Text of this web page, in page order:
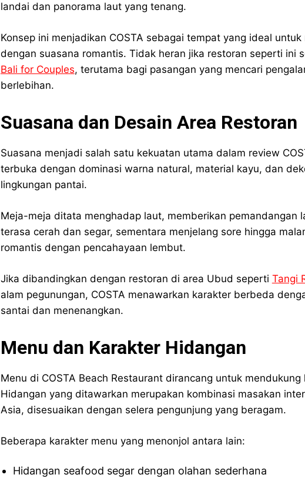
landai dan panorama laut yang tenang.
Konsep ini menjadikan COSTA sebagai tempat yang ideal
dengan suasana romantis. Tidak heran jika restoran seperti ini
Bali for Couples, terutama bagi pasangan yang mencari
berlebihan.
Suasana dan Desain Area Restoran
Suasana menjadi salah satu kekuatan utama dalam review
terbuka dengan dominasi warna natural, material kayu, dan
lingkungan pantai.
Meja-meja ditata menghadap laut, memberikan pemandangan
terasa cerah dan segar, sementara menjelang sore hingga
romantis dengan pencahayaan lembut.
Jika dibandingkan dengan restoran di area Ubud seperti Tangi
alam pegunungan, COSTA menawarkan karakter berbeda
santai dan menenangkan.
Menu dan Karakter Hidangan
Menu di COSTA Beach Restaurant dirancang untuk
Hidangan yang ditawarkan merupakan kombinasi masakan
Asia, disesuaikan dengan selera pengunjung yang beragam.
Beberapa karakter menu yang menonjol antara lain:
Hidangan seafood segar dengan olahan sederhana